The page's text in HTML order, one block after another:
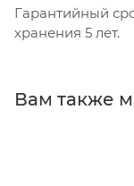
Гарантийный
хранения 5 лет.
Вам также